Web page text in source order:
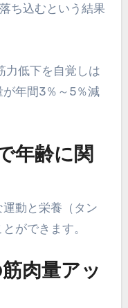
ち込むという結果
力低下を自覚しは
が年間3％～5％減
年齢に関
動と栄養（タン
ができます。
肉量アッ